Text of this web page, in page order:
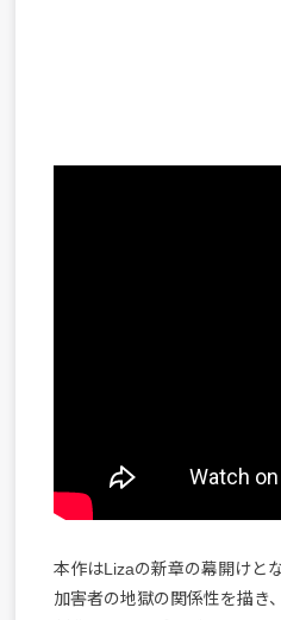
本作はLizaの新章の幕開けと
加害者の地獄の関係性を描き